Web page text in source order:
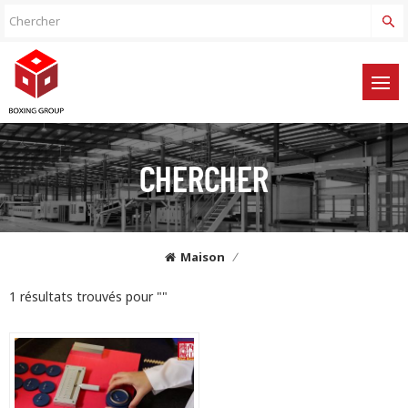
CHERCHER
Maison /
1 résultats trouvés pour ""